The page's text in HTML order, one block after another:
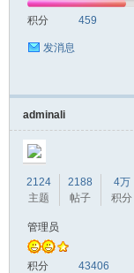
积分 459
发消息
adminali
2124
主题
2188
帖子
4万
积分
管理员
积分 43406